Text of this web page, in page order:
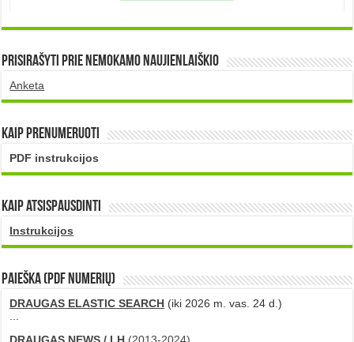
Prisirašyti prie nemokamo naujienlaiškio
Anketa
Kaip prenumeruoti
PDF instrukcijos
Kaip atsispausdinti
Instrukcijos
PAIEŠKA (PDF numerių)
DRAUGAS ELASTIC SEARCH (iki 2026 m. vas. 24 d.)
DRAUGAS NEWS / LH (2013-2024)